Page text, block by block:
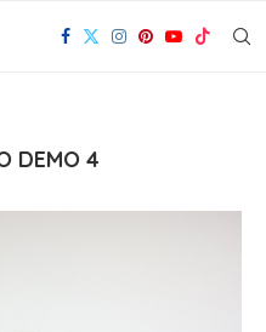
DEMO 4